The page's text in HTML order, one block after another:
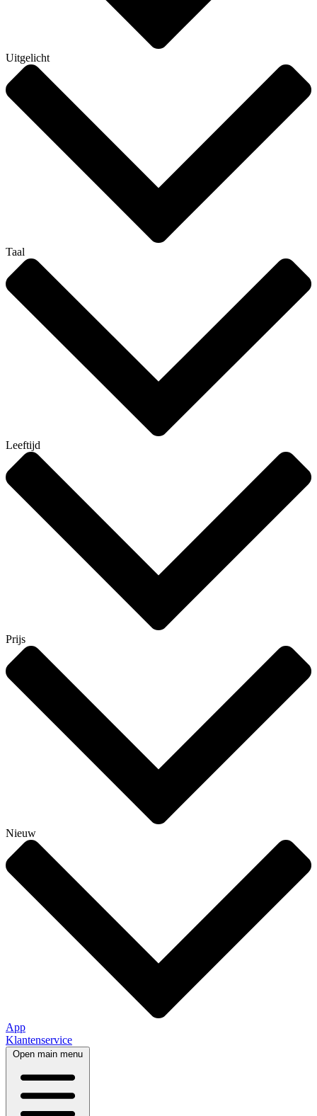
Uitgelicht
Taal
Leeftijd
Prijs
Nieuw
App
Klantenservice
Open main menu